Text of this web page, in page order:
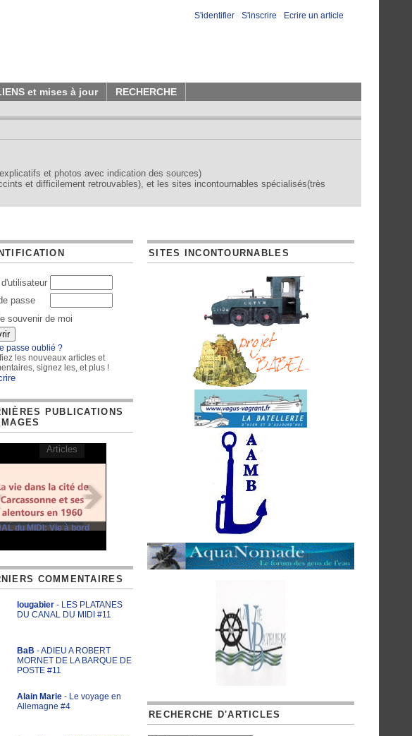
S'identifier - S'inscrire - Ecrire un article
et mises à jour RECHERCHE
et photos avec indication des sources)
et difficilement retrouvables), et les sites incontournables spécialisés(très
d'utilisateur
passe
souvenir de moi
passe oublié ?
les nouveaux articles et
signez les, et plus !
PUBLICATIONS
du MIDI: Vie à bord
Articles
COMMENTAIRES
lougabier - LES PLATANES
DU CANAL DU MIDI #11
BaB - ADIEU A ROBERT
MORNET DE LA BARQUE DE
POSTE #11
Alain Marie - Le voyage en
Allemagne #4
SITES INCONTOURNABLES
RECHERCHE D'ARTICLES